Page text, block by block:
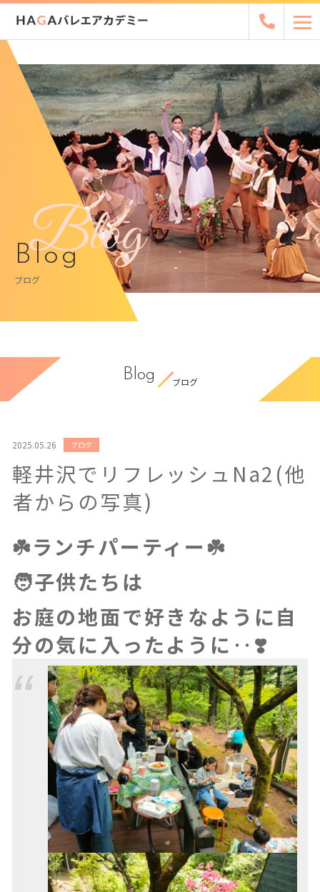
Blog
Blog
ブログ
Blog
ブログ
2025.05.26 ブログ
軽井沢でリフレッシュNa2(他
者からの写真)
☘️ランチパーティー☘️
🧑子供たちは
お庭の地面で好きなように自
分の気に入ったように‥❣️